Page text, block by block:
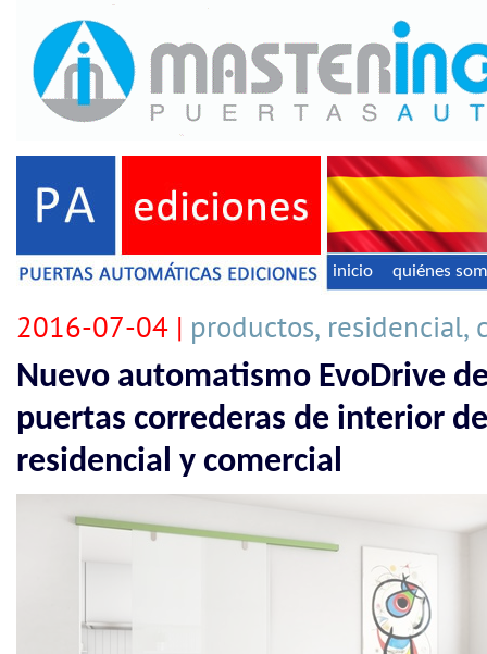
inicio quiénes
2016-07-04 | productos, residencial,
Nuevo automatismo EvoDrive
puertas correderas de interior
residencial y comercial